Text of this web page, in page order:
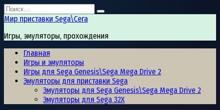
Перейти
к
содержанию
Search
for:
Мир приставки Sega\Сега
Игры, эмуляторы, прохождения
Главная
Игры и эмуляторы
Игры для Sega Genesis\Sega Mega Drive 2
Эмуляторы для приставки Sega
Эмуляторы для Sega Genesis\Sega Mega Drive 2
Эмуляторы для Sega 32X